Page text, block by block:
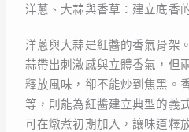
洋蔥、大蒜與香草：建立底香
洋蔥與大蒜是紅醬的香氣骨架
蒜帶出刺激感與立體香氣，但
釋放風味，卻不能炒到焦黑。
等，則能為紅醬建立典型的義
可在燉煮初期加入，讓味道釋